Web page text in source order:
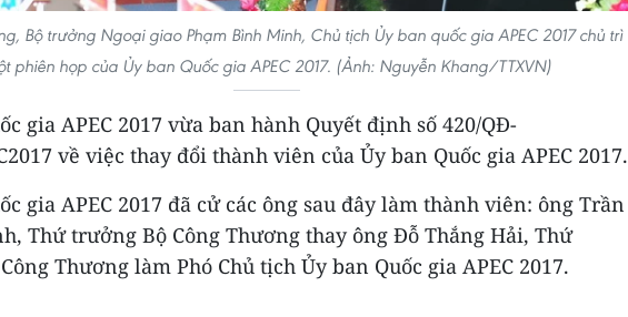
Bộ trưởng Ngoại giao Phạm Bình Minh, Chủ tịch Ủy ban quốc gia APEC 2017 chủ trì
phiên họp của Ủy ban Quốc gia APEC 2017. (Ảnh: Nguyễn Khang/TTXVN)
gia APEC 2017 vừa ban hành Quyết định số 420/QĐ-
về việc thay đổi thành viên của Ủy ban Quốc gia APEC 2017.
gia APEC 2017 đã cử các ông sau đây làm thành viên: ông Trần
Thứ trưởng Bộ Công Thương thay ông Đỗ Thắng Hải, Thứ
Thương làm Phó Chủ tịch Ủy ban Quốc gia APEC 2017.